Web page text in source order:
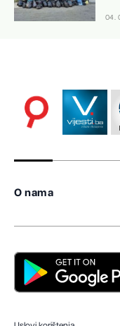
04.
O nama